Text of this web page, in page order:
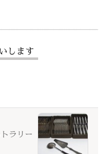
します
ラリー